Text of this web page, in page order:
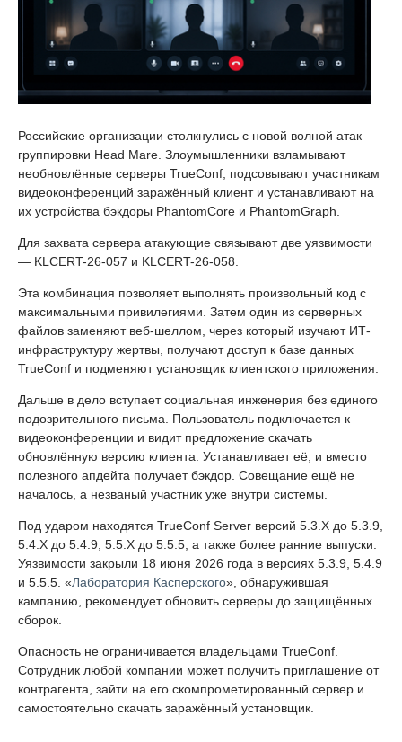
Российские организации столкнулись с новой волной атак
группировки Head Mare. Злоумышленники взламывают
необновлённые серверы TrueConf, подсовывают участникам
видеоконференций заражённый клиент и устанавливают на
их устройства бэкдоры PhantomCore и PhantomGraph.
Для захвата сервера атакующие связывают две уязвимости
— KLCERT-26-057 и KLCERT-26-058.
Эта комбинация позволяет выполнять произвольный код с
максимальными привилегиями. Затем один из серверных
файлов заменяют веб-шеллом, через который изучают ИТ-
инфраструктуру жертвы, получают доступ к базе данных
TrueConf и подменяют установщик клиентского приложения.
Дальше в дело вступает социальная инженерия без единого
подозрительного письма. Пользователь подключается к
видеоконференции и видит предложение скачать
обновлённую версию клиента. Устанавливает её, и вместо
полезного апдейта получает бэкдор. Совещание ещё не
началось, а незваный участник уже внутри системы.
Под ударом находятся TrueConf Server версий 5.3.X до 5.3.9,
5.4.X до 5.4.9, 5.5.X до 5.5.5, а также более ранние выпуски.
Уязвимости закрыли 18 июня 2026 года в версиях 5.3.9, 5.4.9
и 5.5.5. «Лаборатория Касперского», обнаружившая
кампанию, рекомендует обновить серверы до защищённых
сборок.
Опасность не ограничивается владельцами TrueConf.
Сотрудник любой компании может получить приглашение от
контрагента, зайти на его скомпрометированный сервер и
самостоятельно скачать заражённый установщик.